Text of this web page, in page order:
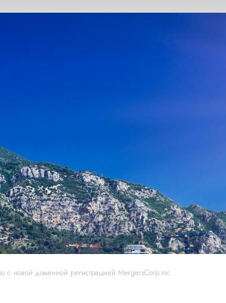
с новой доменной регистрацией MergersCorp.mc